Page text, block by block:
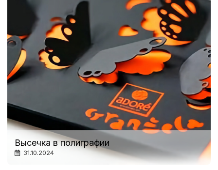
Высечка в полиграфии
31.10.2024